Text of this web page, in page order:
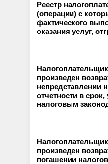
Реестр
(операции) с
фактического
оказания услуг,
произведен
непредставлении
отчетности в
налоговым
произведен
погашении